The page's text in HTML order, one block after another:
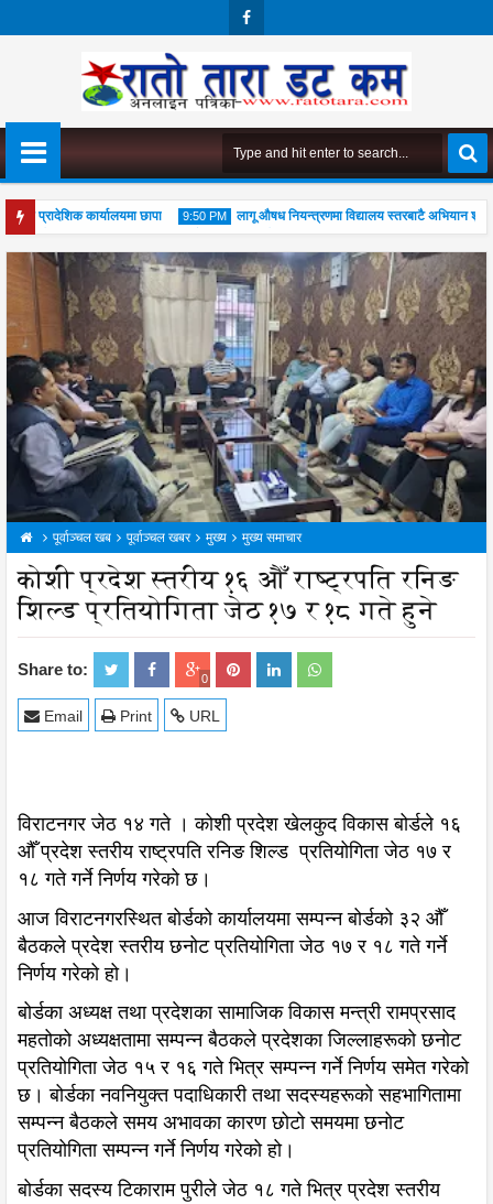
Boo
प्रादेशिक कार्यालयमा छापा 9:50 PM
04 Aug
2026
लागू औषध नियन्त्रणमा विद्यालय स्तरबाटै अभियान शुरु
महोत्सव सम्पन्न, आध्यात्मिक जीवनशैली अपनाउन जोड
पूर्वाञ्चल खब पूर्वाञ्चल खबर मुख्य मुख्य समाचार
कोशी प्रदेश स्तरीय १६ औँ राष्ट्रपति रनिङ
शिल्ड प्रतियोगिता जेठ १७ र १८ गते हुने
Share to: 0
URL
Print
Email
विराटनगर जेठ १४ गते । कोशी प्रदेश खेलकुद विकास बोर्डले १६
औँ प्रदेश स्तरीय राष्ट्रपति रनिङ शिल्ड प्रतियोगिता जेठ १७ र
१८ गते गर्ने निर्णय गरेको छ।
आज विराटनगरस्थित बोर्डको कार्यालयमा सम्पन्न बोर्डको ३२ औँ
बैठकले प्रदेश स्तरीय छनोट प्रतियोगिता जेठ १७ र १८ गते गर्ने
निर्णय गरेको हो।
बोर्डका अध्यक्ष तथा प्रदेशका सामाजिक विकास मन्त्री रामप्रसाद
महतोको अध्यक्षतामा सम्पन्न बैठकले प्रदेशका जिल्लाहरूको छनोट
प्रतियोगिता जेठ १५ र १६ गते भित्र सम्पन्न गर्ने निर्णय समेत गरेको
छ। बोर्डका नवनियुक्त पदाधिकारी तथा सदस्यहरूको सहभागितामा
सम्पन्न बैठकले समय अभावका कारण छोटो समयमा छनोट
प्रतियोगिता सम्पन्न गर्ने निर्णय गरेको हो।
बोर्डका सदस्य टिकाराम पुरीले जेठ १८ गते भित्र प्रदेश स्तरीय